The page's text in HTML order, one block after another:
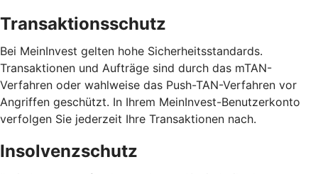
Transaktionsschutz
Bei MeinInvest gelten hohe Sicherheitsstandards.
Transaktionen und Aufträge sind durch das mTAN-
Verfahren oder wahlweise das Push-TAN-Verfahren vor
Angriffen geschützt. In Ihrem MeinInvest-Benutzerkonto
verfolgen Sie jederzeit Ihre Transaktionen nach.
Insolvenzschutz